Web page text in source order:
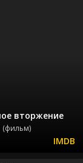
вторжение
(фильм)